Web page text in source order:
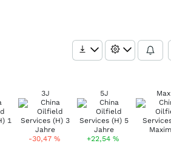
3J
-30,47 %
5J
+22,54%
Max